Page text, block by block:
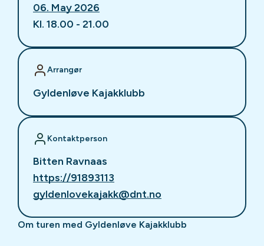
06. May 2026
Kl. 18.00 - 21.00
Arrangør
Gyldenløve Kajakklubb
Kontaktperson
Bitten Ravnaas
https://91893113
gyldenlovekajakk@dnt.no
Om turen med Gyldenløve Kajakklubb